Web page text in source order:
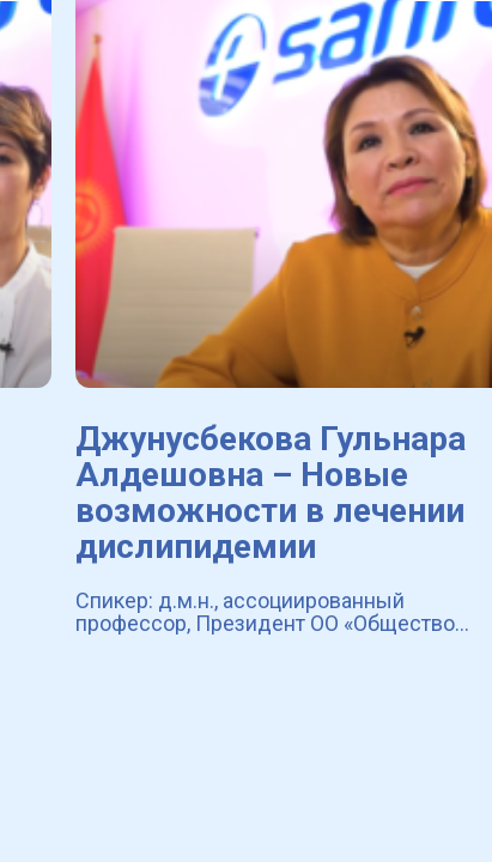
Джунусбекова Гульнара
Алдешовна – Новые
возможности в лечении
дислипидемии
Спикер: д.м.н., ассоциированный
профессор, Президент ОО «Общество